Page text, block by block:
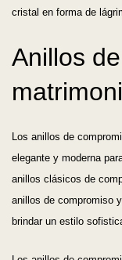
cristal en forma de
Anillos
Los anillos de
elegante y moderna
anillos clásicos de
anillos de compromiso
brindar un estilo